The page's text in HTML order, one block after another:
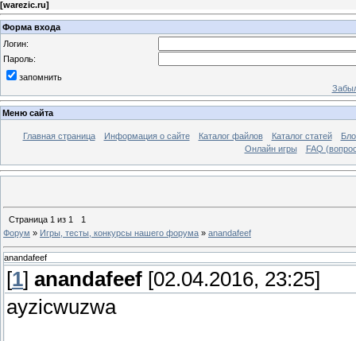
[warezic.ru]
Форма входа
Логин:
Пароль:
запомнить
Меню сайта
Главная страница Информация о сайте Каталог файлов Каталог статей
Онлайн игры
FAQ
Страница 1 из 1
1
Форум » Игры, тесты, конкурсы нашего форума » anandafeef
anandafeef
[1] anandafeef [02.04.2016, 23:25]
ayzicwuzwa